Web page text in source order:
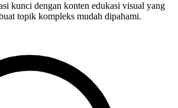
kunci dengan konten edukasi visual yang
topik kompleks mudah dipahami.